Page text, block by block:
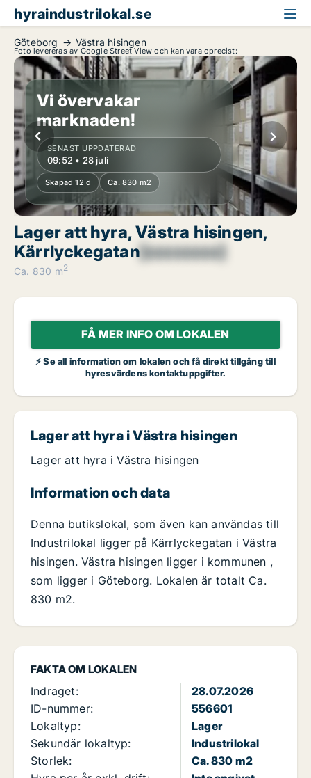
hyraindustrilokal.se
Göteborg Västra hisingen
Foto levereras av Google Street View och kan vara oprecist:
Vi övervakar
marknaden!
SENAST UPPDATERAD
09:52 • 28 juli
Skapad 12 d Ca. 830 m2
Lager att hyra, Västra hisingen,
Kärrlyckegatan[xxxxxxxx]
Ca. 830 m2
FÅ MER INFO OM LOKALEN
⚡ Se all information om lokalen och få direkt tillgång till
hyresvärdens kontaktuppgifter.
FAKTA OM LOKALEN
Indraget:
28.07.2026
ID-nummer:
556601
Lokaltyp:
Lager
Sekundär lokaltyp:
Industrilokal
Storlek:
Ca. 830 m2
Lager att hyra i Västra hisingen
Lager att hyra i Västra hisingen
Information och data
Denna butikslokal, som även kan användas till
Industrilokal ligger på Kärrlyckegatan i Västra
hisingen. Västra hisingen ligger i kommunen ,
som ligger i Göteborg. Lokalen är totalt Ca.
830 m2.